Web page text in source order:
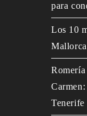
para
Los 10
Tenerife